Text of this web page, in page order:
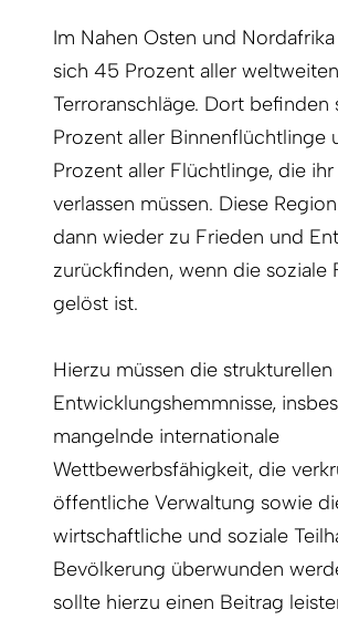
Im Nahen Osten und
sich 45 Prozent aller weltweiten
Terroranschläge. Dort befinden
Prozent aller Binnenflüchtlinge
Prozent aller Flüchtlinge, die
verlassen müssen. Diese
dann wieder zu Frieden und
zurückfinden, wenn die soziale
gelöst ist.
Hierzu müssen die strukturellen
Entwicklungshemmnisse,
mangelnde internationale
Wettbewerbsfähigkeit, die
öffentliche Verwaltung sowie
wirtschaftliche und soziale
Bevölkerung überwunden
sollte hierzu einen Beitrag